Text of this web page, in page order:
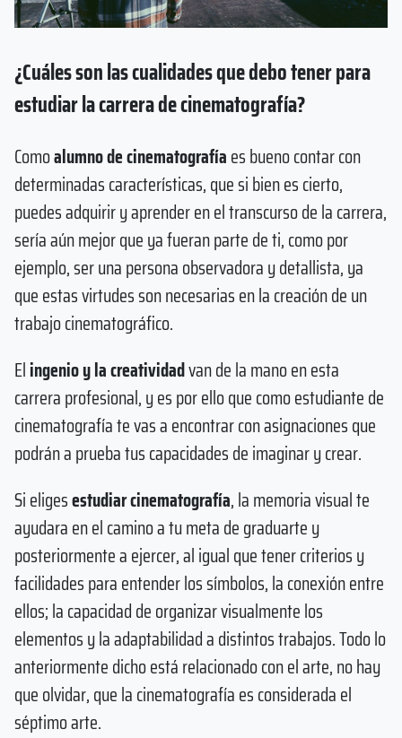
¿Cuáles son las cualidades que debo tener para
estudiar la carrera de cinematografía?
Comoalumno de cinematografíaes bueno contar con
determinadas características, que si bien es cierto,
puedes adquirir y aprender en el transcurso de la carrera,
sería aún mejor que ya fueran parte de ti, como por
ejemplo, ser una persona observadora y detallista, ya
que estas virtudes son necesarias en la creación de un
trabajo cinematográfico.
Elingenio y la creatividadvan de la mano en esta
carrera profesional, y es por ello que como estudiante de
cinematografía te vas a encontrar con asignaciones que
podrán a prueba tus capacidades de imaginar y crear.
Si eligesestudiar cinematografía, la memoria visual te
ayudara en el camino a tu meta de graduarte y
posteriormente a ejercer, al igual que tener criterios y
facilidades para entender los símbolos, la conexión entre
ellos; la capacidad de organizar visualmente los
elementos y la adaptabilidad a distintos trabajos. Todo lo
anteriormente dicho está relacionado con el arte, no hay
que olvidar, que la cinematografía es considerada el
séptimo arte.